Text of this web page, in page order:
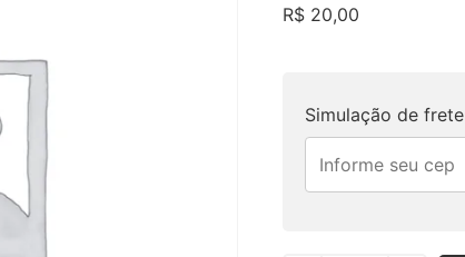
R$ 20,00
Simulação de frete